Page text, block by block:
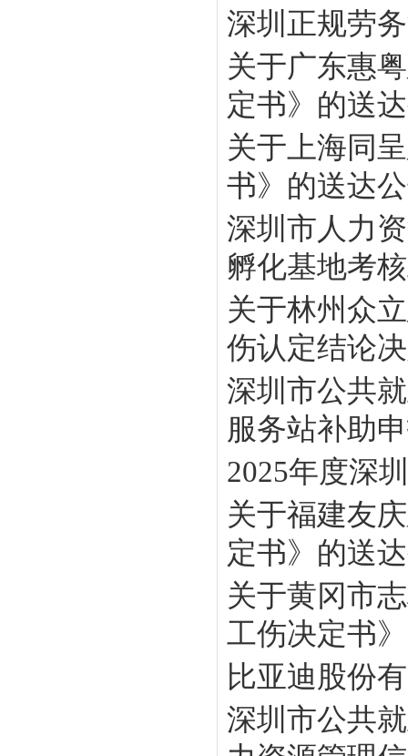
深圳正规劳
关于广东惠
定书》的送
关于上海同
书》的送达
深圳市人力
孵化基地考
关于林州众
伤认定结论
深圳市公共
服务站补助
2025年度深
关于福建友
定书》的送
关于黄冈市
工伤决定书
比亚迪股份
深圳市公共